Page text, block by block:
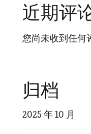
近期评
您尚未收到任何
归档
2025 年 10 月